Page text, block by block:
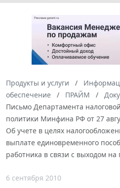
Продукты и услуги
обеспечение
ПРАЙМ
Письмо Департамента
политики Минфина РФ от 27
Об учете в целях
выплате единовременного
работника в связи с выходом
6 сентября 2010